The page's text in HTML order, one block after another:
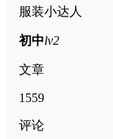
服装小达人
初中lv2
文章
1559
评论